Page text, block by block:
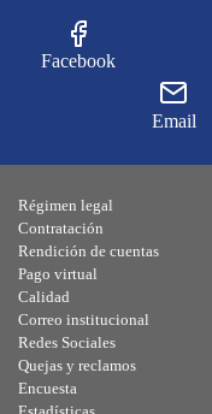
Facebook
Email
Régimen legal
Contratación
Rendición de cuentas
Pago virtual
Calidad
Correo institucional
Redes Sociales
Quejas y reclamos
Encuesta